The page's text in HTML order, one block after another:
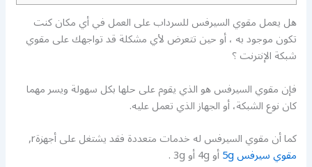
هل يعمل مقوي السيرفس للسرداب على العمل في أي مكان كنت
تكون موجود به ، أو حين تتعرض لأي مشكلة قد تواجهك على مقوي
شبكة الإنترنت ؟
فإن مقوي السيرفس هو الذي يقوم على حلها بكل سهولة ويسر مهما
كان نوع الشبكة، أو الجهاز الذي تعمل عليه.
كما أن مقوي السيرفس له خدمات متعددة فقد يشتغل على أجهزةr,
مقوي سيرفس 5g
أو 4g أو 3g .